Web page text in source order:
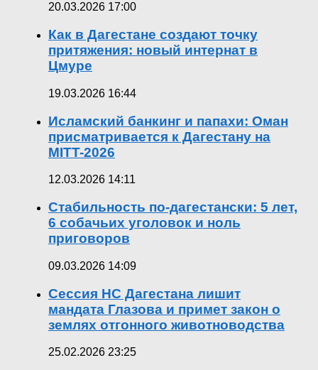
20.03.2026 17:00
Как в Дагестане создают точку
притяжения: новый интернат в
Цмуре
19.03.2026 16:44
Исламский банкинг и папахи: Оман
присматривается к Дагестану на
MITT-2026
12.03.2026 14:11
Стабильность по-дагестански: 5 лет,
6 собачьих уголовок и ноль
приговоров
09.03.2026 14:09
Сессия НС Дагестана лишит
мандата Глазова и примет закон о
землях отгонного животноводства
25.02.2026 23:25